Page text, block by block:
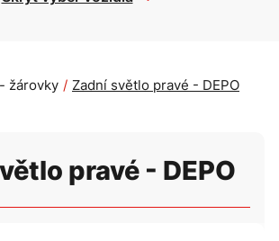
žárovky Zadní světlo pravé - DEPO
pravé - DEPO